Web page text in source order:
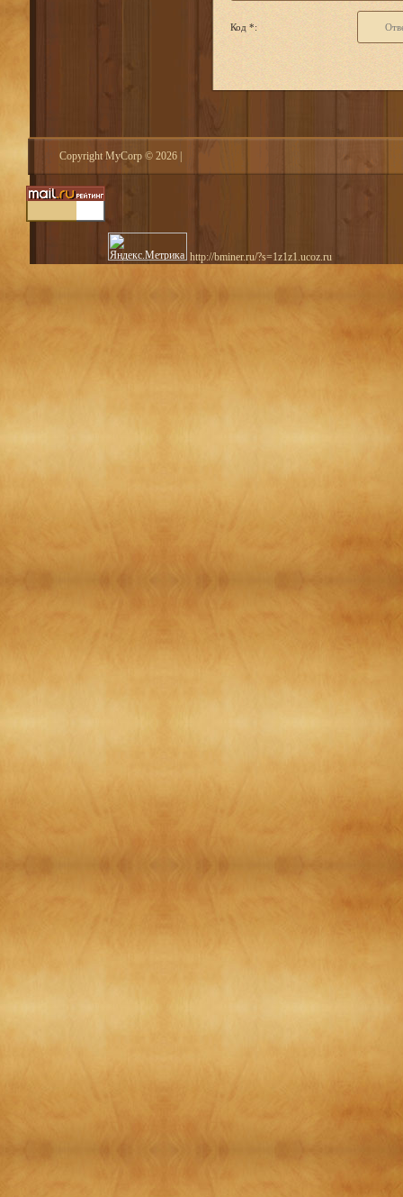
Код *:
Copyright MyCorp © 2026
http://bminer.ru/?s=1z1z1.ucoz.ru